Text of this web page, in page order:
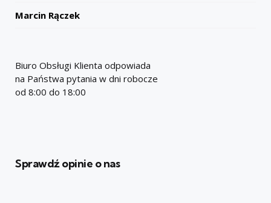
Marcin Rączek
Biuro Obsługi Klienta odpowiada
na Państwa pytania w dni robocze
od 8:00 do 18:00
Sprawdź opinie o nas